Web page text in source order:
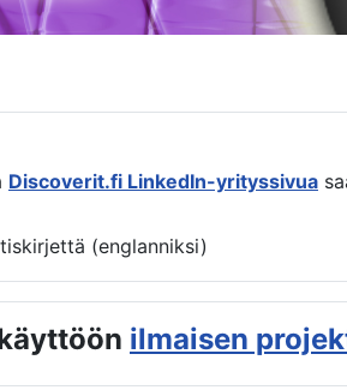
Discoverit.fi LinkedIn-yrityssivua
(englanniksi)
ilmaisen